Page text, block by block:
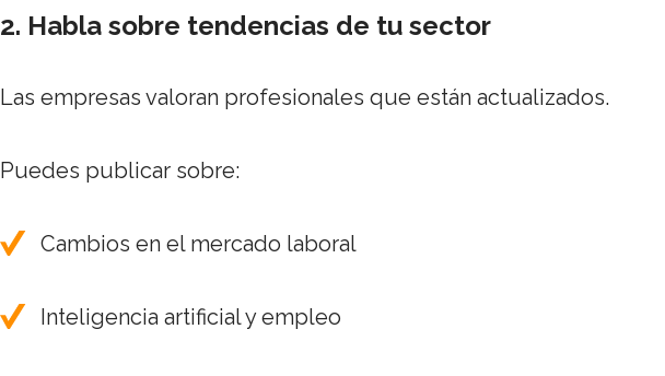
2. Habla sobre tendencias de tu sector
Las empresas valoran profesionales que están actualizados.
Puedes publicar sobre:
Cambios en el mercado laboral
Inteligencia artificial y empleo